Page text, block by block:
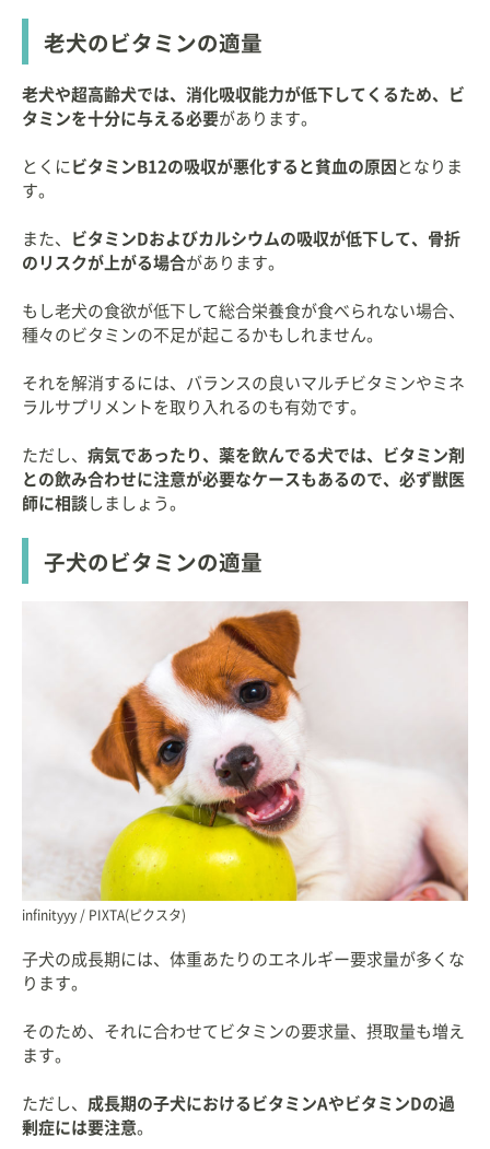
老犬のビタミンの適量
老犬や超高齢犬では、消化吸収能力が低下してくるため、ビ
タミンを十分に与える必要があります。
とくに ビタミンB12の吸収が悪化すると貧血の原因 となりま
す。
また、
ビタミンDおよびカルシウムの吸収が低下して、骨折
のリスクが上がる場合があります。
もし老犬の食欲が低下して総合栄養食が食べられない場合、
種々のビタミンの不足が起こるかもしれません。
それを解消するには、バランスの良いマルチビタミンやミネ
ラルサプリメントを取り入れるのも有効です。
ただし、 病気であったり、薬を飲んでる犬では、ビタミン剤
との飲み合わせに注意が必要なケースもあるので、必ず獣医
師に相談しましょう。
子犬のビタミンの適量
infinityyy / PIXTA(ピクスタ)
子犬の成長期には、体重あたりのエネルギー要求量が多くな
ります。
そのため、それに合わせてビタミンの要求量、摂取量も増え
ます。
ただし、 成長期の子犬におけるビタミンAやビタミンDの過
剰症には要注意。